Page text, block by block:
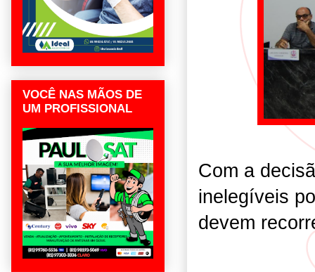
Com a
inelegíveis
devem
VOCÊ NAS MÃOS DE
UM PROFISSIONAL